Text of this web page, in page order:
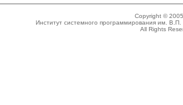
Copyright ©
Институт системного программирования им.
All Rights